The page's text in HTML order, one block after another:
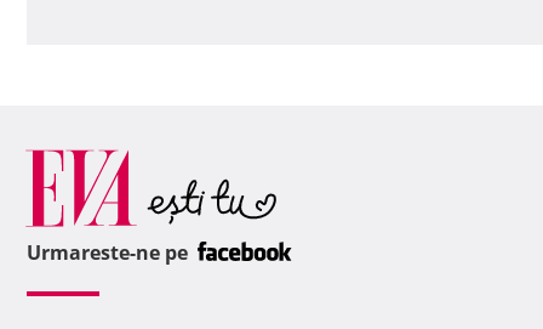
Urmareste-ne pe